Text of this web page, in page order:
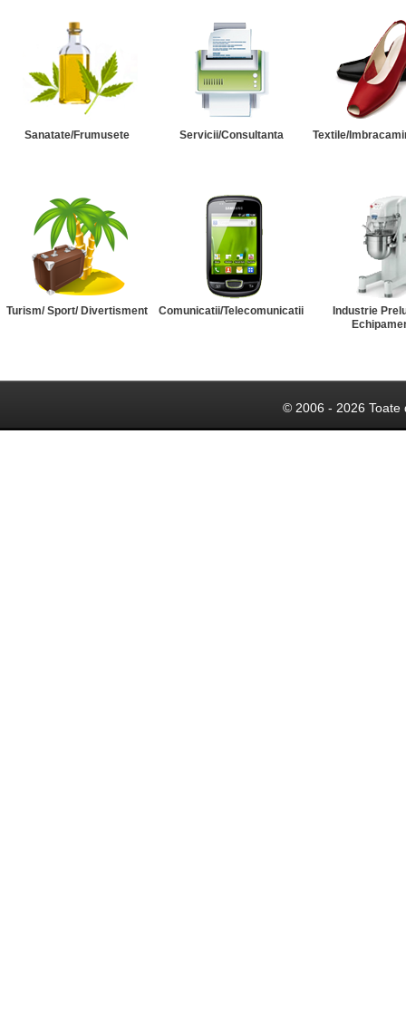
Sanatate/Frumusete Servicii/Consultanta Textile/
Turism/ Sport/ Divertisment Comunicatii/Telecomunicatii
Industrie
© 2006 - 2026